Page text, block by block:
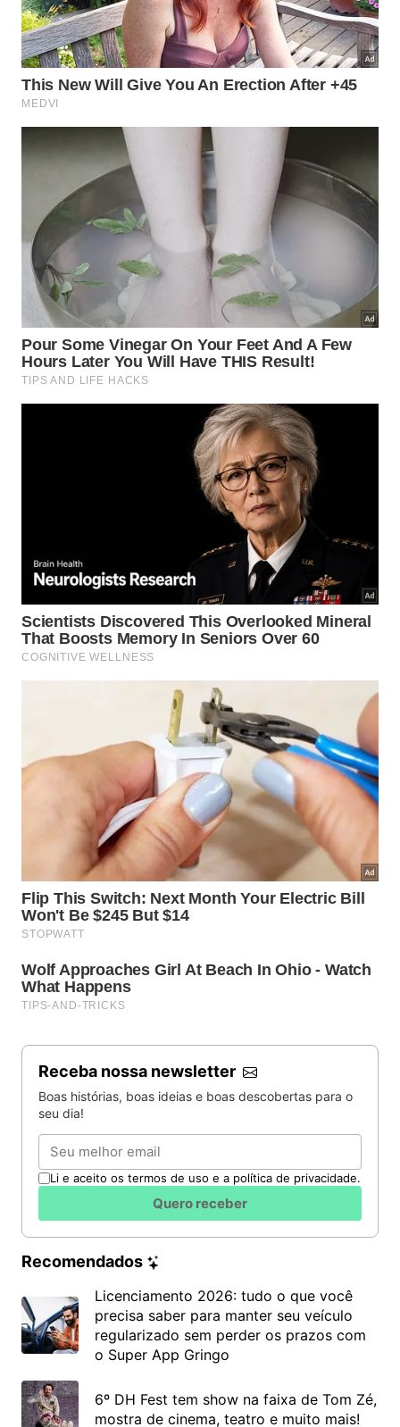
Receba nossa newsletter
Boas histórias, boas ideias e boas descobertas para o
seu dia!
Email
Li e aceito os termos de uso e a política de privacidade.
Quero receber
Recomendados
Licenciamento 2026: tudo o que você
precisa saber para manter seu veículo
regularizado sem perder os prazos com
o Super App Gringo
6º DH Fest tem show na faixa de Tom Zé,
mostra de cinema, teatro e muito mais!